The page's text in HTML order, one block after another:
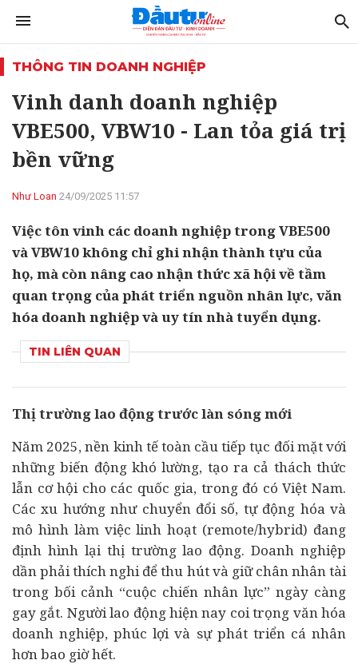
THÔNG TIN DOANH NGHIỆP
Vinh danh doanh nghiệp
VBE500, VBW10 - Lan tỏa giá trị
bền vững
Như Loan 24/09/2025 11:57
Việc tôn vinh các doanh nghiệp trong VBE500
và VBW10 không chỉ ghi nhận thành tựu của
họ, mà còn nâng cao nhận thức xã hội về tầm
quan trọng của phát triển nguồn nhân lực, văn
hóa doanh nghiệp và uy tín nhà tuyển dụng.
TIN LIÊN QUAN
Thị trường lao động trước làn sóng mới
Năm 2025, nền kinh tếtoàn cầu tiếp tục đối mặt với
những biến động khó lường, tạo ra cả thách thức
lẫn cơ hội cho các quốc gia, trong đó có Việt Nam.
Các xu hướng như chuyển đổi số, tự động hóa và
mô hình làm việc linh hoạt (remote/hybrid) đang
định hình lại thị trường lao động.Doanh nghiệp
dần phải thích nghi để thu hút và giữ chân nhân tài
trong bối cảnh “cuộc chiến nhân lực” ngày càng
gay gắt. Người lao động hiện nay coi trọng văn hóa
doanh nghiệp, phúc lợi và sự phát triển cá nhân
hơn bao giờ hết.